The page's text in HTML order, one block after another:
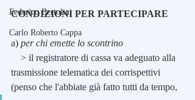
Federico Bertolini
Carlo Roberto Cappa
CONDIZIONI PER PARTECIPARE
a) per chi emette lo scontrino
trasmissione telematica dei corrispettivi
(penso che l'abbiate già fatto tutti da tempo,